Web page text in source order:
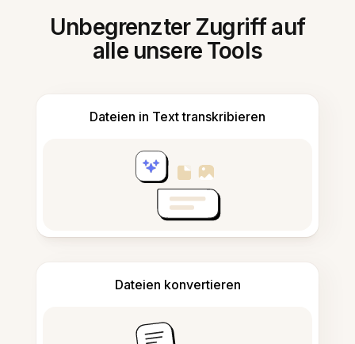
Unbegrenzter Zugriff auf
alle unsere Tools
Dateien in Text transkribieren
Dateien konvertieren